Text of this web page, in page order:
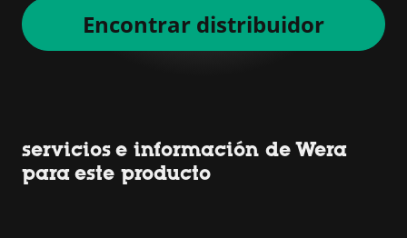
Encontrar distribuidor
servicios e información de Wera
para este producto